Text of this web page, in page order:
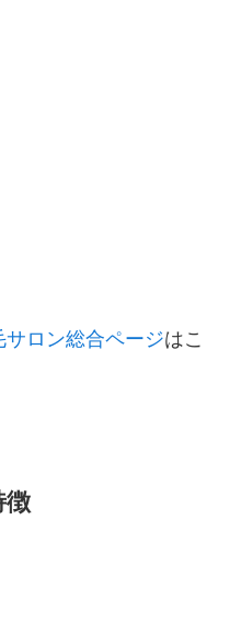
ロン総合ページはこ
徴